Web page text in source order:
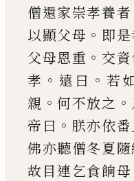
僧還家崇孝養者
以顯父母 。 即
父母恩重 。 交
孝 。 遠曰 。 若
親 。何不放之 。
帝曰 。 朕亦依
佛亦聽僧冬夏
故目連乞食餉母